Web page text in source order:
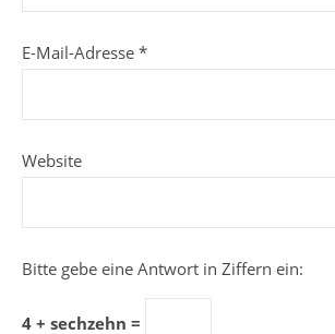
E-Mail-Adresse *
Website
Bitte gebe eine Antwort in Ziffern ein:
4 + sechzehn =